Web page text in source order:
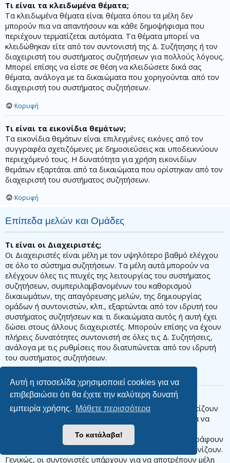
Αυτή η ιστοσελίδα χρησιμοποιεί cookies για να
επιβεβαιώσει ότι θα έχετε την καλύτερη δυνατή
εμπειρία χρήσης. Μάθετε περισσότερα
Το κατάλαβα!
Τι είναι τα κλειδωμένα θέματα;
Τα κλειδωμένα θέματα είναι θέματα όπου τα μέλη δεν
μπορούν πια να απαντήσουν και κάθε δημοψήφισμα που
περιέχουν τερματίζεται αυτόματα. Τα θέματα μπορεί να
κλειδώθηκαν είτε από τον συντονιστή της Δ. Συζήτησης ή τον
διαχειριστή του συστήματος συζητήσεων για πολλούς λόγους.
Μπορεί επίσης να είστε σε θέση να κλειδώσετε δικά σας
θέματα, ανάλογα με τα δικαιώματα που χορηγούνται από τον
διαχειριστή του συστήματος συζητήσεων.
Κορυφή
Τι είναι τα εικονίδια θεμάτων;
Τα εικονίδια θεμάτων είναι επιλεγμένες εικόνες από τον
συγγραφέα σχετιζόμενες με δημοσιεύσεις και υποδεικνύουν
περιεχόμενό τους. Η δυνατότητα για χρήση εικονιδίων
θεμάτων εξαρτάται από τα δικαιώματα που ορίστηκαν από τον
διαχειριστή του συστήματος συζητήσεων.
Κορυφή
Επίπεδα μελών και Ομάδες
Τι είναι οι Διαχειριστές;
Οι Διαχειριστές είναι μέλη με τον υψηλότερο βαθμό ελέγχου
σε όλο το σύστημα συζητήσεων. Τα μέλη αυτά μπορούν να
ελέγχουν όλες τις πτυχές της λειτουργίας του συστήματος
συζητήσεων, συμπεριλαμβανομένων του καθορισμού
δικαιωμάτων, της απαγόρευσης μελών, της δημιουργίας
ομάδων ή συντονιστών, κλπ., εξαρτώνται από τον ιδρυτή του
συστήματος συζητήσεων και τι δικαιώματα αυτός ή αυτή έχει
δώσει στους άλλους διαχειριστές. Μπορούν επίσης να έχουν
πλήρεις δυνατότητες συντονιστή σε όλες τις Δ. Συζητήσεις,
ανάλογα με τις ρυθμίσεις που διατυπώνεται από τον ιδρυτή
του συστήματος συζητήσεων.
Τι είναι οι Συντονιστές;
Οι Συντονιστές είναι μέλη (ή ομάδες μελών) που φροντίζουν
τις Δ. Συζητήσεις από μέρα σε μέρα. Έχουν το δικαίωμα να
επεξεργάζονται ή να διαγράφουν δημοσιεύσεις και να
κλειδώνουν, να ξεκλειδώνουν, να μετακινούν, να διαγράφουν
και να διαχωρίζουν θέματα στη Δ. Συζήτηση που συντονίζουν.
Γενικώς, οι συντονιστές υπάρχουν για να αποτρέπουν μέλη